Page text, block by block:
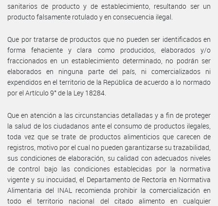
sanitarios de producto y de establecimiento, resultando ser un
producto falsamente rotulado y en consecuencia ilegal.
Que por tratarse de productos que no pueden ser identificados en
forma fehaciente y clara como producidos, elaborados y/o
fraccionados en un establecimiento determinado, no podrán ser
elaborados en ninguna parte del país, ni comercializados ni
expendidos en el territorio de la República de acuerdo a lo normado
por el Artículo 9° de la Ley 18284.
Que en atención a las circunstancias detalladas y a fin de proteger
la salud de los ciudadanos ante el consumo de productos ilegales,
toda vez que se trate de productos alimenticios que carecen de
registros, motivo por el cual no pueden garantizarse su trazabilidad,
sus condiciones de elaboración, su calidad con adecuados niveles
de control bajo las condiciones establecidas por la normativa
vigente y su inocuidad, el Departamento de Rectoría en Normativa
Alimentaria del INAL recomienda prohibir la comercialización en
todo el territorio nacional del citado alimento en cualquier